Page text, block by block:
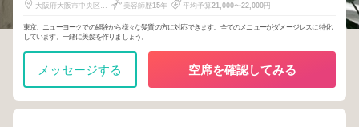
大阪府大阪市中央区西
美容師歴15年 平均予算21,000〜22,000円
東京、ニューヨークでの経験から様々な髪質の方に対応できます。全てのメニューがダメージレスに特化
しています。一緒に美髪を作りましょう。
メッセージする 空席を確認してみる